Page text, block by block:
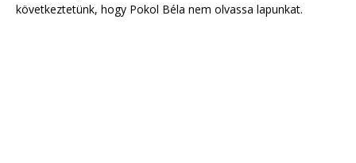
következtetünk, hogy Pokol Béla nem olvassa lapunkat.